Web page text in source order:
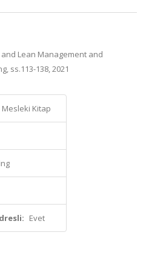
Lean Management and
ss.113-138, 2021
Kitap
Evet